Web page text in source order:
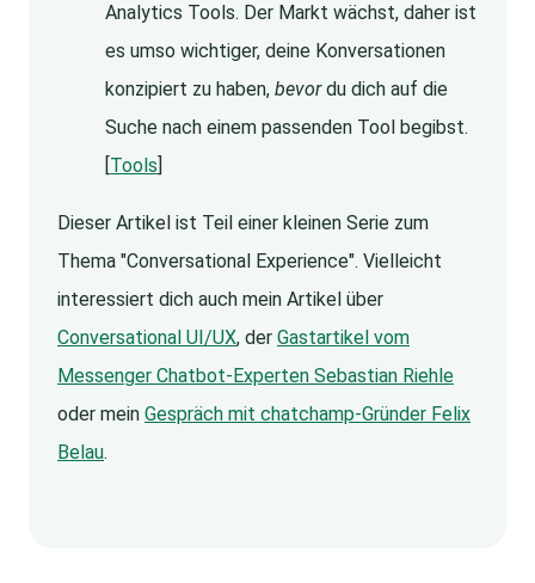
Analytics Tools. Der Markt wächst, daher ist
es umso wichtiger, deine Konversationen
konzipiert zu haben, bevordu dich auf die
Suche nach einem passenden Tool begibst.
Tools
Dieser Artikel ist Teil einer kleinen Serie zum
Thema "Conversational Experience". Vielleicht
interessiert dich auch mein Artikel über
Conversational UI/UX, der Gastartikel vom
Messenger Chatbot-Experten Sebastian Riehle
oder mein Gespräch mit chatchamp-Gründer Felix
Belau.